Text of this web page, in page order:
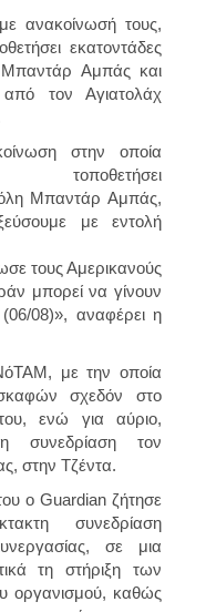
ανακοίνωσή τους,
εκατοντάδες
Αμπάς και
τον Αγιατολάχ
στην οποία
Μπαντάρ Αμπάς,
με εντολή
τους Αμερικανούς
μπορεί να γίνουν
08)», αναφέρει η
με την οποία
σχεδόν στο
ενώ για αύριο,
συνεδρίαση τον
στην Τζέντα.
ο Guardian ζήτησε
συνεδρίαση
, σε μια
τη στήριξη των
οργανισμού, καθώς